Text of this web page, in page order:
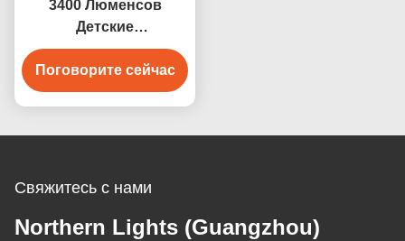
3400 Люменсов
Детские
интерактивные игры
для живописи
Интерактивная
стене
Поговорите сейчас
Свяжитесь с нами
Northern Lights (Guangzhou)